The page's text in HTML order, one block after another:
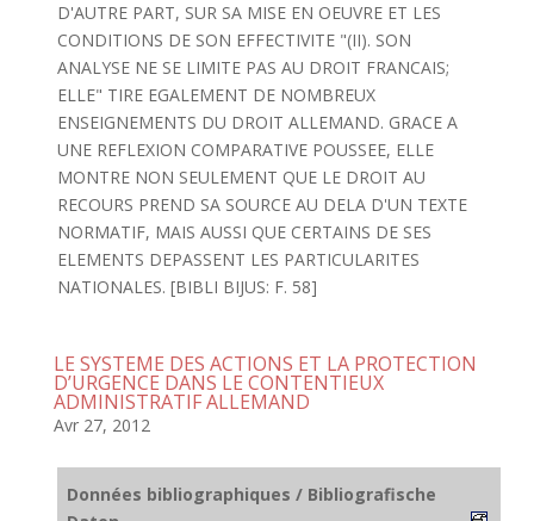
D'AUTRE PART, SUR SA MISE EN OEUVRE ET LES
CONDITIONS DE SON EFFECTIVITE "(II). SON
ANALYSE NE SE LIMITE PAS AU DROIT FRANCAIS;
ELLE" TIRE EGALEMENT DE NOMBREUX
ENSEIGNEMENTS DU DROIT ALLEMAND. GRACE A
UNE REFLEXION COMPARATIVE POUSSEE, ELLE
MONTRE NON SEULEMENT QUE LE DROIT AU
RECOURS PREND SA SOURCE AU DELA D'UN TEXTE
NORMATIF, MAIS AUSSI QUE CERTAINS DE SES
ELEMENTS DEPASSENT LES PARTICULARITES
NATIONALES. [BIBLI BIJUS: F. 58]
LE SYSTEME DES ACTIONS ET LA PROTECTION
D’URGENCE DANS LE CONTENTIEUX
ADMINISTRATIF ALLEMAND
Avr 27, 2012
Données bibliographiques / Bibliografische